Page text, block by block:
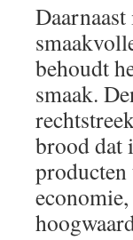
behoudt
smaak.
brood dat
producten